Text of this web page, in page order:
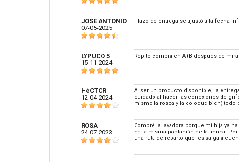
JOSE ANTONIO
07-05-2025
Plazo de entrega se ajustó a la fecha
LYPUCO 5
15-11-2024
Repito compra en A+B después de
HéCTOR
12-04-2024
Al ser un producto disponible, la
cuidado al hacer las conexiones de
mismo la rosca y la coloque bien) todo
ROSA
24-07-2023
Compré la lavadora porque mi hija ya
en la misma población de la tienda.
una ruta de reparto que les salga a